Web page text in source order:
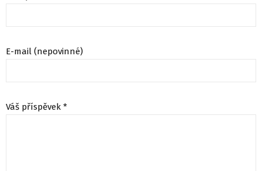
E-mail (nepovinné)
Váš příspěvek *